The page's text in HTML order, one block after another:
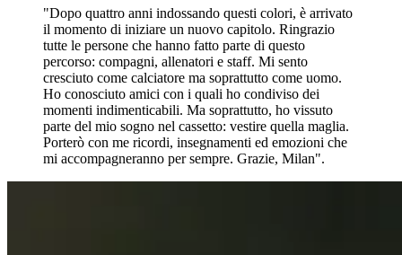
"Dopo quattro anni indossando questi colori, è arrivato
il momento di iniziare un nuovo capitolo. Ringrazio
tutte le persone che hanno fatto parte di questo
percorso: compagni, allenatori e staff. Mi sento
cresciuto come calciatore ma soprattutto come uomo.
Ho conosciuto amici con i quali ho condiviso dei
momenti indimenticabili. Ma soprattutto, ho vissuto
parte del mio sogno nel cassetto: vestire quella maglia.
Porterò con me ricordi, insegnamenti ed emozioni che
mi accompagneranno per sempre. Grazie, Milan".